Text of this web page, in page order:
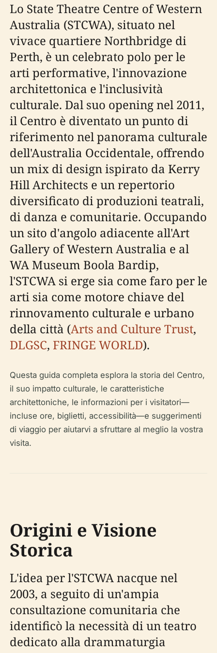
Lo State Theatre Centre of Western
Australia (STCWA), situato nel
vivace quartiere Northbridge di
Perth, è un celebrato polo per le
arti performative, l'innovazione
architettonica e l'inclusività
culturale. Dal suo opening nel 2011,
il Centro è diventato un punto di
riferimento nel panorama culturale
dell'Australia Occidentale, offrendo
un mix di design ispirato da Kerry
Hill Architects e un repertorio
diversificato di produzioni teatrali,
di danza e comunitarie. Occupando
un sito d'angolo adiacente all'Art
Gallery of Western Australia e al
WA Museum Boola Bardip,
l'STCWA si erge sia come faro per le
arti sia come motore chiave del
rinnovamento culturale e urbano
della città (Arts and Culture Trust,
DLGSC, FRINGE WORLD).
Questa guida completa esplora la storia del Centro,
il suo impatto culturale, le caratteristiche
architettoniche, le informazioni per i visitatori—
incluse ore, biglietti, accessibilità—e suggerimenti
di viaggio per aiutarvi a sfruttare al meglio la vostra
visita.
Origini e Visione
Storica
L'idea per l'STCWA nacque nel
2003, a seguito di un'ampia
consultazione comunitaria che
identificò la necessità di un teatro
dedicato alla drammaturgia